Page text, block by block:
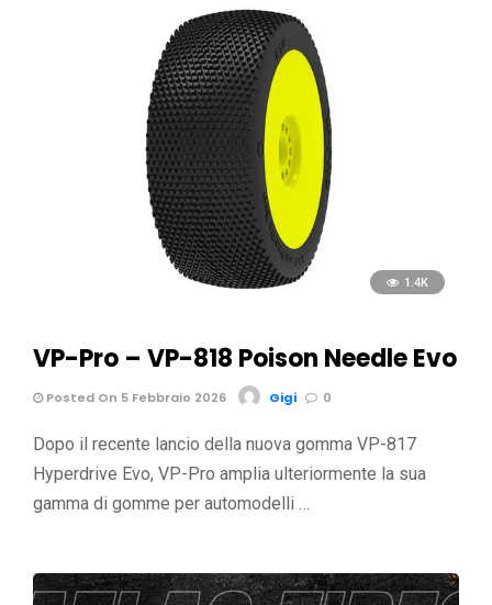
1.4K
VP-Pro – VP-818 Poison Needle Evo
Posted On 5 Febbraio 2026 Gigi 0
Dopo il recente lancio della nuova gomma VP-817
Hyperdrive Evo, VP-Pro amplia ulteriormente la sua
gamma di gomme per automodelli …